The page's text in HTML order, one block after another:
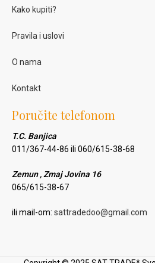
Kako kupiti?
Pravila i uslovi
O nama
Kontakt
Poručite telefonom
T.C. Banjica
011/367-44-86 ili 060/615-38-68
Zemun , Zmaj Jovina 16
065/615-38-67
ili mail-om: sattradedoo@gmail.com